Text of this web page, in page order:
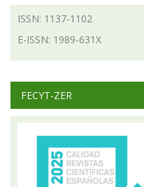
ISSN: 1137-1102
E-ISSN: 1989-631X
FECYT-ZER